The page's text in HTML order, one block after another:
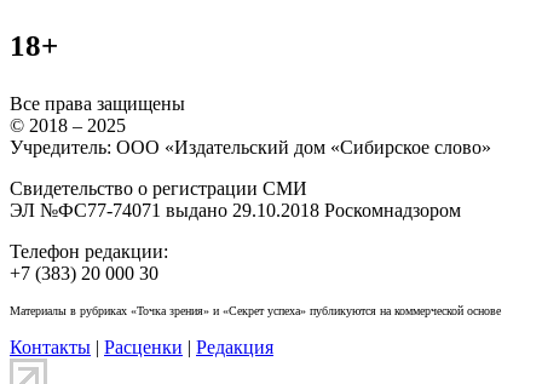
18+
Все права защищены
© 2018 – 2025
Учредитель: ООО «Издательский дом «Сибирское слово»
Свидетельство о регистрации СМИ
ЭЛ №ФС77-74071 выдано 29.10.2018 Роскомнадзором
Телефон редакции:
+7 (383) 20 000 30
Материалы в рубриках «Точка зрения» и «Секрет успеха» публикуются на коммерческой основе
Контакты | Расценки | Редакция